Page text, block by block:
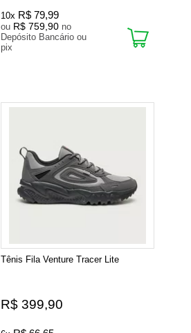
10x R$ 79,99
ou R$ 759,90 no
Depósito Bancário ou
pix
Tênis Fila Venture Tracer Lite
R$ 399,90